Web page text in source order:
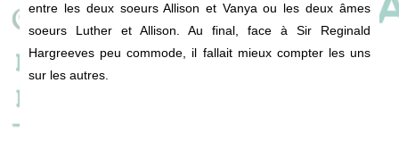
entre les deux soeurs Allison et Vanya ou les deux âmes
soeurs Luther et Allison. Au final, face à Sir Reginald
Hargreeves peu commode, il fallait mieux compter les uns
sur les autres.